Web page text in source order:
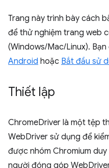
Trang này trình bày cách
để thử nghiệm trang web
(Windows/Mac/Linux).
Android hoặc Bắt đầu sử
Thiết lập
ChromeDriver là một tệp
WebDriver sử dụng để
được nhóm Chromium
người đóng góp